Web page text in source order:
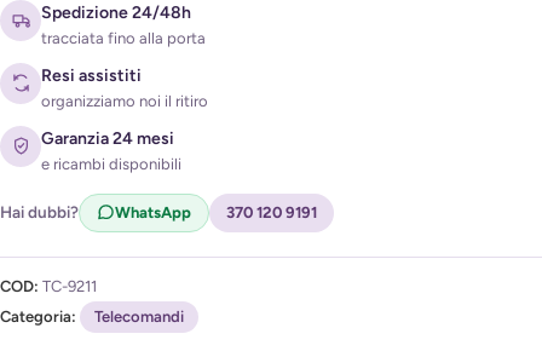
Acconsento al trattamento dei miei dati per ricevere
l'avviso di disponibilità (
Spedizione 24/48h
tracciata fino alla porta
Resi assistiti
organizziamo noi il ritiro
Garanzia 24 mesi
e ricambi disponibili
Hai dubbi? WhatsApp 370 120 9191
COD: TC-9211
Categoria:
Telecomandi